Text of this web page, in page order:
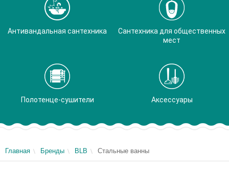
Антивандальная сантехника
Сантехника для общественных
мест
Полотенце-сушители Аксессуары
Главная Бренды BLB Стальные ванны